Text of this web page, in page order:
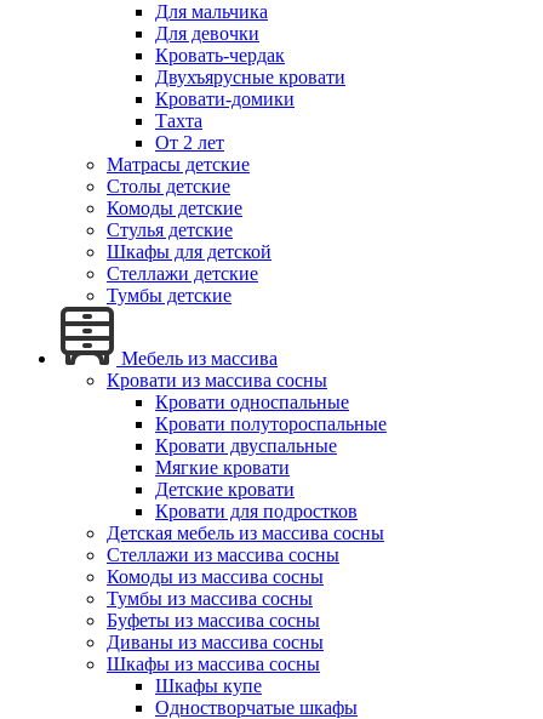
Для мальчика
Для девочки
Кровать-чердак
Двухъярусные кровати
Кровати-домики
Тахта
От 2 лет
Матрасы детские
Столы детские
Комоды детские
Стулья детские
Шкафы для детской
Стеллажи детские
Тумбы детские
Мебель из массива
Кровати из массива сосны
Кровати односпальные
Кровати полутороспальные
Кровати двуспальные
Мягкие кровати
Детские кровати
Кровати для подростков
Детская мебель из массива сосны
Стеллажи из массива сосны
Комоды из массива сосны
Тумбы из массива сосны
Буфеты из массива сосны
Диваны из массива сосны
Шкафы из массива сосны
Шкафы купе
Одностворчатые шкафы